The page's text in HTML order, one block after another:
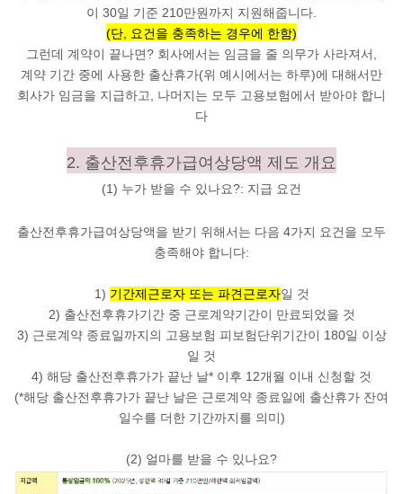
이 30일 기준 210만원까지 지원해줍니다.
(단, 요건을 충족하는 경우에 한함)
그런데 계약이 끝나면? 회사에서는 임금을 줄 의무가 사라져서,
계약 기간 중에 사용한 출산휴가(위 예시에서는 하루)에 대해서만
회사가 임금을 지급하고, 나머지는 모두 고용보험에서 받아야 합니
다
2. 출산전후휴가급여상당액 제도 개요
(1) 누가 받을 수 있나요?: 지급 요건
출산전후휴가급여상당액을 받기 위해서는 다음 4가지 요건을 모두
충족해야 합니다:
1) 기간제근로자 또는 파견근로자일 것
2) 출산전후휴가기간 중 근로계약기간이 만료되었을 것
3) 근로계약 종료일까지의 고용보험 피보험단위기간이 180일 이상
일 것
4) 해당 출산전후휴가가 끝난 날* 이후 12개월 이내 신청할 것
(*해당 출산전후휴가가 끝난 날은 근로계약 종료일에 출산휴가 잔여
일수를 더한 기간까지를 의미)
(2) 얼마를 받을 수 있나요?